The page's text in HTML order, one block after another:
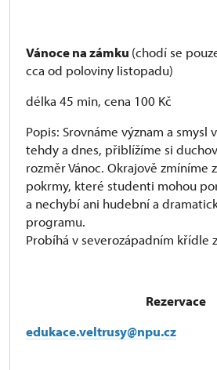
Vánoce na zámku (chodí se
cca od poloviny listopadu)
délka 45 min, cena 100 Kč
Popis: Srovnáme význam a smysl
tehdy a dnes, přiblížíme si
rozměr Vánoc. Okrajově zmíníme
pokrmy, které studenti mohou
a nechybí ani hudební a
programu.
Probíhá v severozápadním křídle
Rezervace
edukace.veltrusy@npu.cz